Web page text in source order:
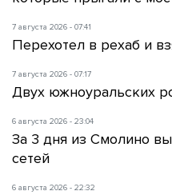
7 августа 2026 - 07:41
Перехотел в рехаб и
7 августа 2026 - 07:17
Двух южноуральских
6 августа 2026 - 23:04
За 3 дня из Смолино
сетей
6 августа 2026 - 22:32